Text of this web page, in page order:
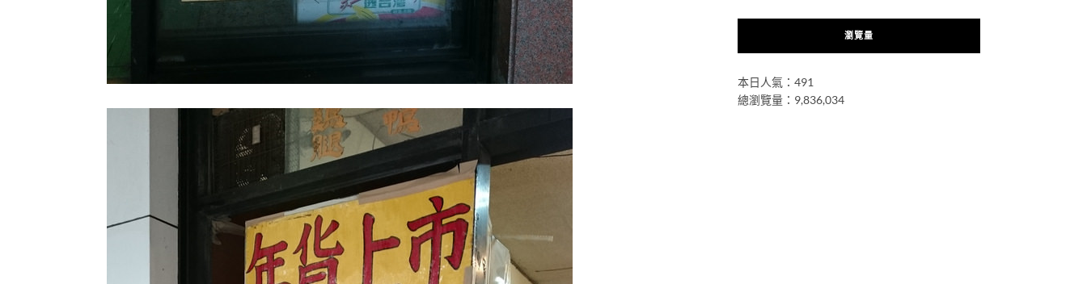
瀏覽量
本日人氣：491
總瀏覽量：9,836,034